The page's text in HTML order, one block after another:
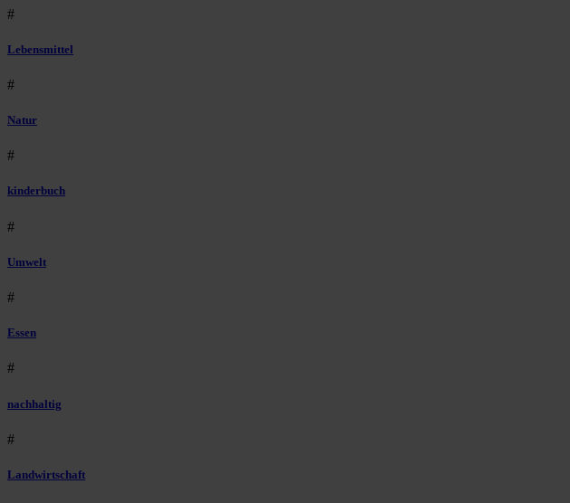
#
Lebensmittel
#
Natur
#
kinderbuch
#
Umwelt
#
Essen
#
nachhaltig
#
Landwirtschaft